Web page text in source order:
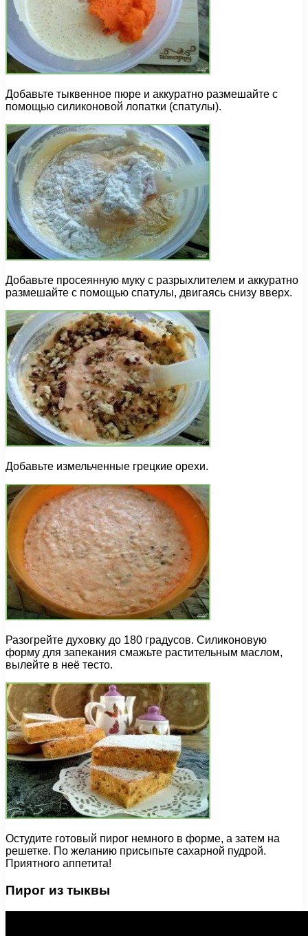
Добавьте тыквенное пюре и аккуратно размешайте с
помощью силиконовой лопатки (спатулы).
Добавьте просеянную муку с разрыхлителем и аккуратно
размешайте с помощью спатулы, двигаясь снизу вверх.
Добавьте измельченные грецкие орехи.
Разогрейте духовку до 180 градусов. Силиконовую
форму для запекания смажьте растительным маслом,
вылейте в неё тесто.
Остудите готовый пирог немного в форме, а затем на
решетке. По желанию присыпьте сахарной пудрой.
Приятного аппетита!
Пирог из тыквы